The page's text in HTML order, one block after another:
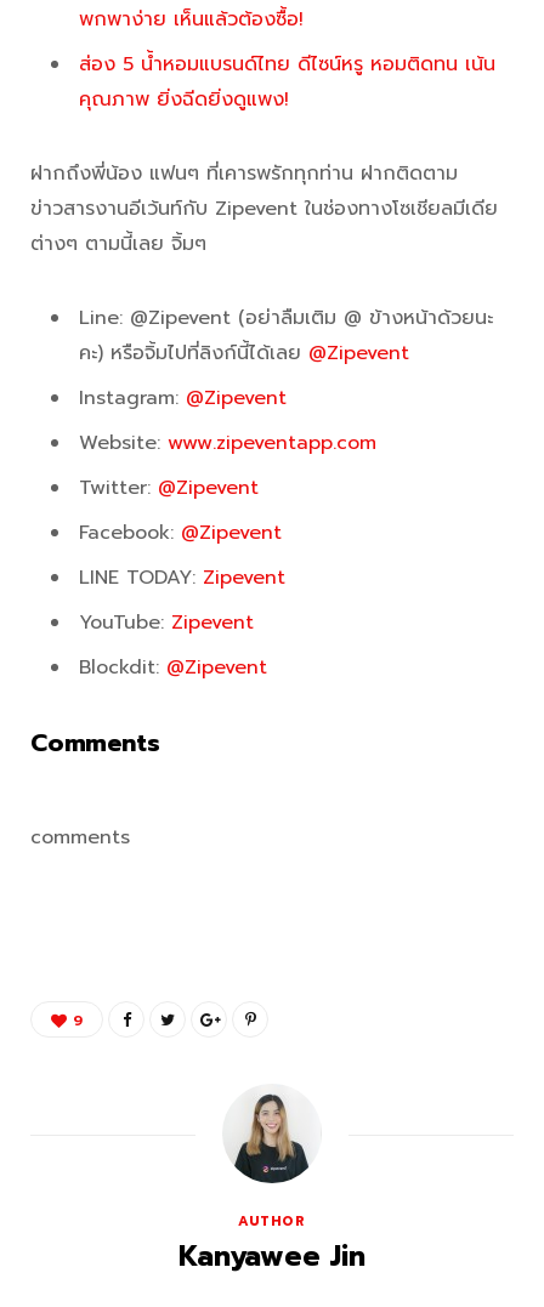
พกพาง่าย เห็นแล้วต้องซื้อ!
ส่อง 5 น้ำหอมแบรนด์ไทย ดีไซน์หรู หอมติดทน เน้น
คุณภาพ ยิ่งฉีดยิ่งดูแพง!
ฝากถึงพี่น้อง แฟนๆ ที่เคารพรักทุกท่าน ฝากติดตาม
ข่าวสารงานอีเว้นท์กับ Zipevent ในช่องทางโซเชียลมีเดีย
ต่างๆ ตามนี้เลย จิ้มๆ
Line: @Zipevent (อย่าลืมเติม @ ข้างหน้าด้วยนะ
คะ) หรือจิ้มไปที่ลิงก์นี้ได้เลย @Zipevent
Instagram: @Zipevent
Website: www.zipeventapp.com
Twitter: @Zipevent
Facebook: @Zipevent
LINE TODAY: Zipevent
YouTube: Zipevent
Blockdit: @Zipevent
Comments
comments
9
AUTHOR
Kanyawee Jin